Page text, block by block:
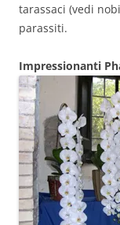
tarassaci (vedi
parassiti.
Impressionanti